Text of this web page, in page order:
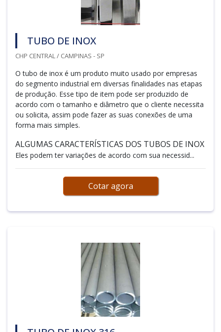
TUBO DE INOX
CHP CENTRAL / CAMPINAS - SP
O tubo de inox é um produto muito usado por empresas
do segmento industrial em diversas finalidades nas etapas
de produção. Esse tipo de item pode ser produzido de
acordo com o tamanho e diâmetro que o cliente necessita
ou solicita, assim pode fazer as suas conexões de uma
forma mais simples.
ALGUMAS CARACTERÍSTICAS DOS TUBOS DE INOX
Eles podem ter variações de acordo com sua necessid...
Cotar agora